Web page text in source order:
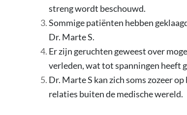
streng wordt beschouwd.
Sommige patiënten hebben
Dr. Marte S.
Er zijn geruchten geweest over
verleden, wat tot spanningen heeft
Dr. Marte S kan zich soms zozeer
relaties buiten de medische wereld.